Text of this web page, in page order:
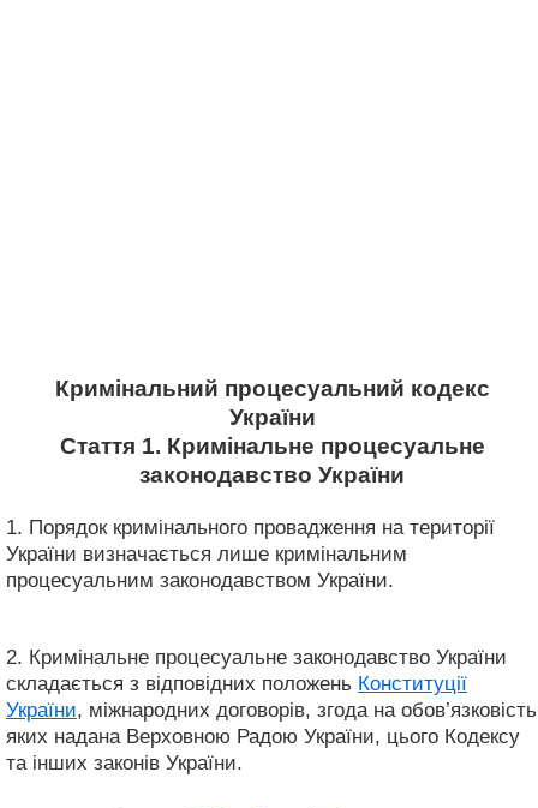
Кримінальний процесуальний кодекс
України
Стаття 1. Кримінальне процесуальне
законодавство України
1. Порядок кримінального провадження на території
України визначається лише кримінальним
процесуальним законодавством України.
2. Кримінальне процесуальне законодавство України
складається з відповідних положень Конституції
України, міжнародних договорів, згода на обов’язковість
яких надана Верховною Радою України, цього Кодексу
та інших законів України.